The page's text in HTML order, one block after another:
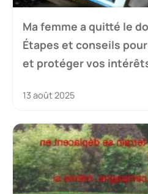
Ma femme a quitté le
Étapes et conseils
et protéger vos
13 août 2025